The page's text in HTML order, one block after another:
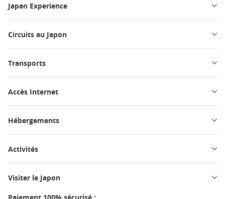
Japan Experience
Circuits au Japon
Transports
Accès Internet
Hébergements
Activités
Visiter le Japon